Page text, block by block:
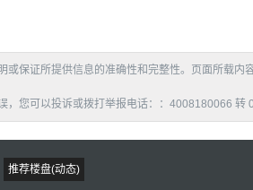
或保证所提供信息的准确性和完整性。页面所载
，您可以投诉或拨打举报电话：：4008180066 转
推荐楼盘(动态)